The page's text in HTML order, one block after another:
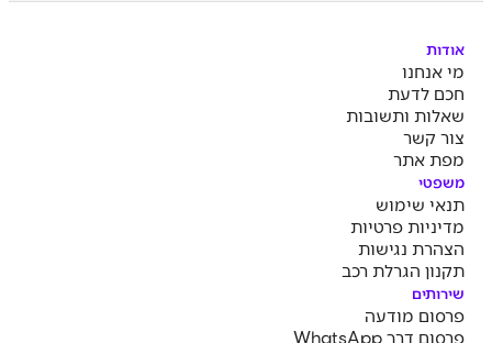
אודות
מי אנחנו
חכם לדעת
שאלות ותשובות
צור קשר
מפת אתר
משפטי
תנאי שימוש
מדיניות פרטיות
הצהרת נגישות
תקנון הגרלת רכב
שירותים
פרסום מודעה
פרסום דרך WhatsApp